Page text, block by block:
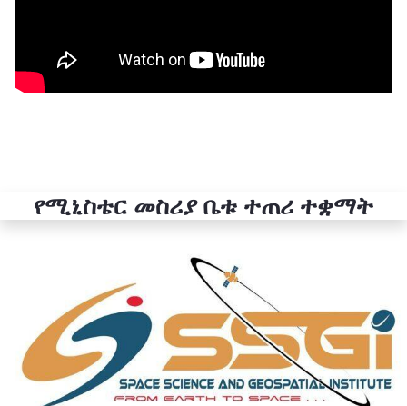
የሚኒስቴር መስሪያ ቤቱ ተጠሪ ተቋማት